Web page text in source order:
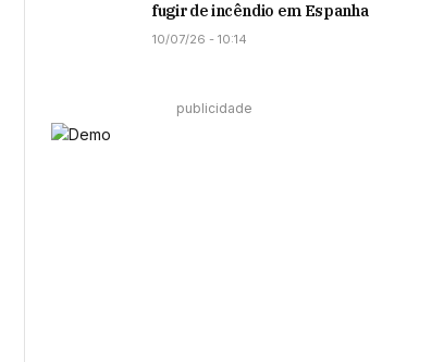
fugir de incêndio em Espanha
10/07/26 - 10:14
publicidade